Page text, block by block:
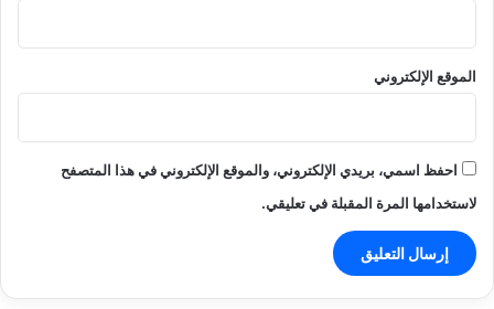
الموقع الإلكتروني
احفظ اسمي، بريدي الإلكتروني، والموقع الإلكتروني في هذا المتصفح
لاستخدامها المرة المقبلة في تعليقي.